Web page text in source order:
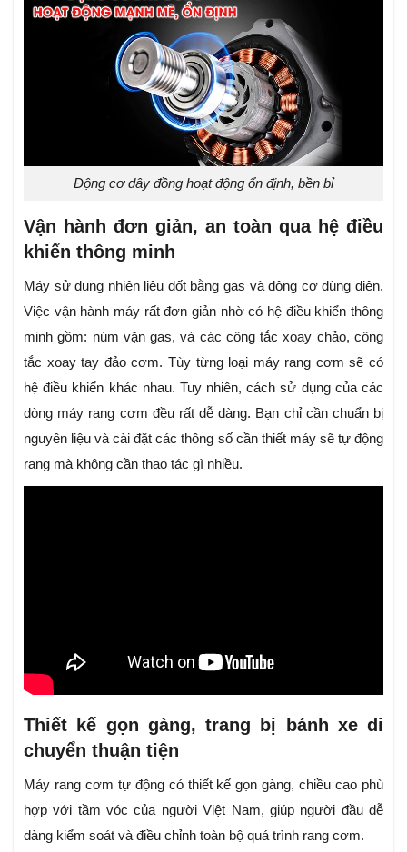
Động cơ dây đồng hoạt động ổn định, bền bỉ
Vận hành đơn giản, an toàn qua hệ điều
khiển thông minh
Máy sử dụng nhiên liệu đốt bằng gas và động cơ dùng điện.
Việc vận hành máy rất đơn giản nhờ có hệ điều khiển thông
minh gồm: núm vặn gas, và các công tắc xoay chảo, công
tắc xoay tay đảo cơm. Tùy từng loại máy rang cơm sẽ có
hệ điều khiển khác nhau. Tuy nhiên, cách sử dụng của các
dòng máy rang cơm đều rất dễ dàng. Bạn chỉ cần chuẩn bị
nguyên liệu và cài đặt các thông số cần thiết máy sẽ tự động
rang mà không cần thao tác gì nhiều.
Thiết kế gọn gàng, trang bị bánh xe di
chuyển thuận tiện
Máy rang cơm tự động có thiết kế gọn gàng, chiều cao phù
hợp với tầm vóc của người Việt Nam, giúp người đầu dễ
dàng kiểm soát và điều chỉnh toàn bộ quá trình rang cơm.